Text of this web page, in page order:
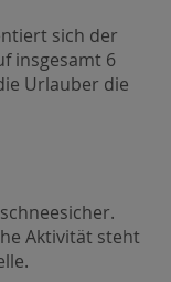
sich der
insgesamt 6
Urlauber die
Aktivität steht